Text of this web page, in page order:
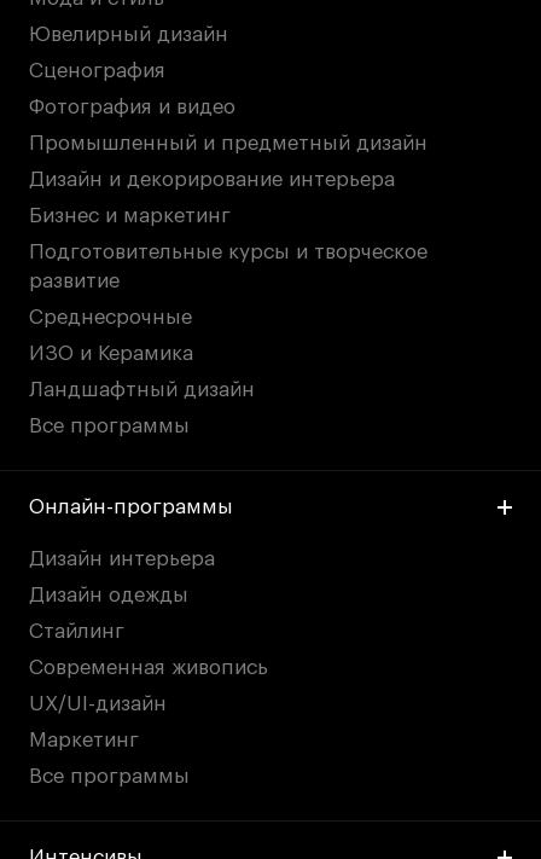
Ювелирный дизайн
Сценография
Фотография и видео
Промышленный и предметный дизайн
Дизайн и декорирование интерьера
Бизнес и маркетинг
Подготовительные курсы и творческое
развитие
Среднесрочные
ИЗО и Керамика
Ландшафтный дизайн
Все программы
Онлайн-программы
Дизайн интерьера
Дизайн одежды
Стайлинг
Современная живопись
UX/UI-дизайн
Маркетинг
Все программы